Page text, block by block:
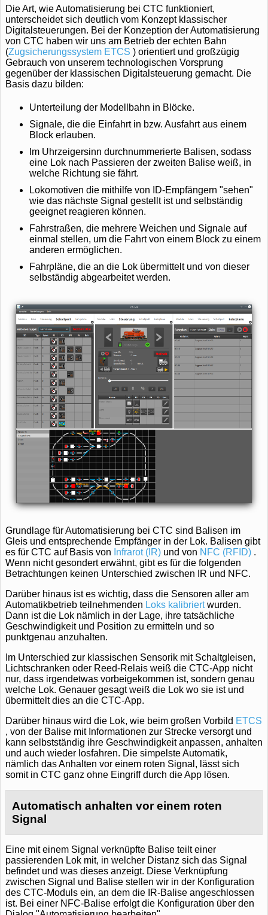
Die Art, wie Automatisierung bei CTC funktioniert,
unterscheidet sich deutlich vom Konzept klassischer
Digitalsteuerungen. Bei der Konzeption der Automatisierung
von CTC haben wir uns am Betrieb der echten Bahn
(Zugsicherungssystem ETCS ) orientiert und großzügig
Gebrauch von unserem technologischen Vorsprung
gegenüber der klassischen Digitalsteuerung gemacht. Die
Basis dazu bilden:
Unterteilung der Modellbahn in Blöcke.
Signale, die die Einfahrt in bzw. Ausfahrt aus einem
Block erlauben.
Im Uhrzeigersinn durchnummerierte Balisen, sodass
eine Lok nach Passieren der zweiten Balise weiß, in
welche Richtung sie fährt.
Lokomotiven die mithilfe von ID-Empfängern "sehen"
wie das nächste Signal gestellt ist und selbständig
geeignet reagieren können.
Fahrstraßen, die mehrere Weichen und Signale auf
einmal stellen, um die Fahrt von einem Block zu einem
anderen ermöglichen.
Fahrpläne, die an die Lok übermittelt und von dieser
selbständig abgearbeitet werden.
Grundlage für Automatisierung bei CTC sind Balisen im
Gleis und entsprechende Empfänger in der Lok. Balisen gibt
es für CTC auf Basis von Infrarot (IR) und von NFC (RFID) .
Wenn nicht gesondert erwähnt, gibt es für die folgenden
Betrachtungen keinen Unterschied zwischen IR und NFC.
Darüber hinaus ist es wichtig, dass die Sensoren aller am
Automatikbetrieb teilnehmenden Loks kalibriertwurden.
Dann ist die Lok nämlich in der Lage, ihre tatsächliche
Geschwindigkeit und Position zu ermitteln und so
punktgenau anzuhalten.
Im Unterschied zur klassischen Sensorik mit Schaltgleisen,
Lichtschranken oder Reed-Relais weiß die CTC-App nicht
nur, dass irgendetwas vorbeigekommen ist, sondern genau
welche Lok. Genauer gesagt weiß die Lok wo sie ist und
übermittelt dies an die CTC-App.
Darüber hinaus wird die Lok, wie beim großen Vorbild ETCS
, von der Balise mit Informationen zur Strecke versorgt und
kann selbstständig ihre Geschwindigkeit anpassen, anhalten
und auch wieder losfahren. Die simpelste Automatik,
nämlich das Anhalten vor einem roten Signal, lässt sich
somit in CTC ganz ohne Eingriff durch die App lösen.
Automatisch anhalten vor einem roten
Signal
Eine mit einem Signal verknüpfte Balise teilt einer
passierenden Lok mit, in welcher Distanz sich das Signal
befindet und was dieses anzeigt. Diese Verknüpfung
zwischen Signal und Balise stellen wir in der Konfiguration
des CTC-Moduls ein, an dem die IR-Balise angeschlossen
ist. Bei einer NFC-Balise erfolgt die Konfiguration über den